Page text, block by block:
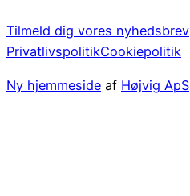
Tilmeld dig vores nyhedsbrev
PrivatlivspolitikCookiepolitik
Ny hjemmeside af Højvig ApS